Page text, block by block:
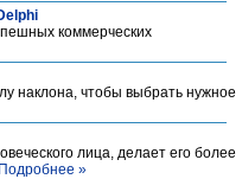
коммерческих
наклона, чтобы выбрать нужное
лица, делает его более
Подробнее »